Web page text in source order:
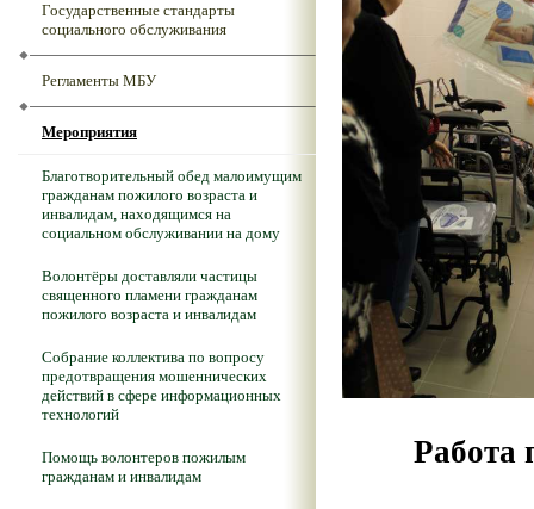
Государственные стандарты
социального обслуживания
Регламенты МБУ
Мероприятия
Благотворительный обед малоимущим
гражданам пожилого возраста и
инвалидам, находящимся на
социальном обслуживании на дому
Волонтёры доставляли частицы
священного пламени гражданам
пожилого возраста и инвалидам
Собрание коллектива по вопросу
предотвращения мошеннических
действий в сфере информационных
технологий
Помощь волонтеров пожилым
гражданам и инвалидам
Работа